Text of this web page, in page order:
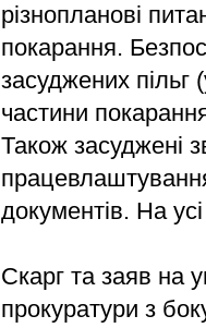
різнопланові
покарання.
засуджених пільг
частини
Також засуджені
документів. На
Скарг та заяв на
прокуратури з